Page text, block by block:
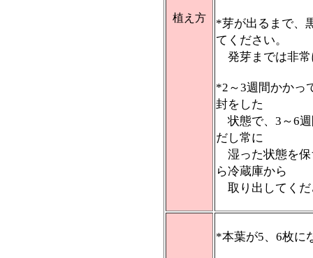
植え方
*芽が出るまで、
てください。
発芽までは非常
*2～3週間かかっ
封をした
状態で、3～6週
だし常に
湿った状態を保
ら冷蔵庫から
取り出してくだ
*本葉が5、6枚に